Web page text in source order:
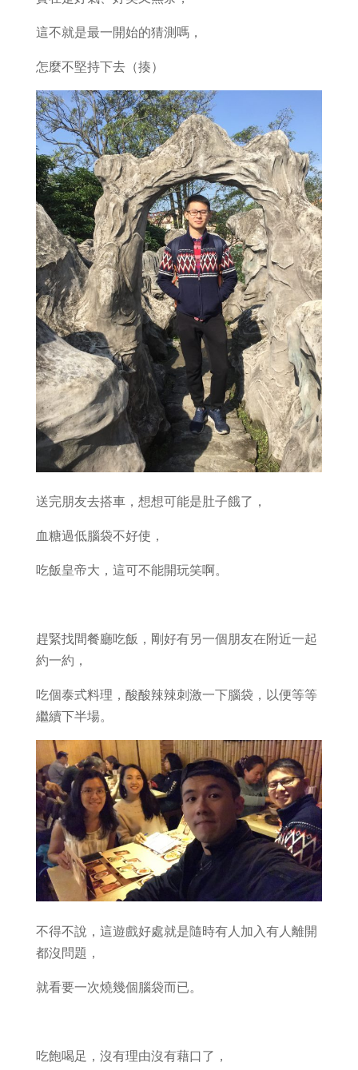
這不就是最一開始的猜測嗎，
怎麼不堅持下去（揍）
送完朋友去搭車，想想可能是肚子餓了，
血糖過低腦袋不好使，
吃飯皇帝大，這可不能開玩笑啊。
趕緊找間餐廳吃飯，剛好有另一個朋友在附近一起
約一約，
吃個泰式料理，酸酸辣辣刺激一下腦袋，以便等等
繼續下半場。
不得不說，這遊戲好處就是隨時有人加入有人離開
都沒問題，
就看要一次燒幾個腦袋而已。
吃飽喝足，沒有理由沒有藉口了，